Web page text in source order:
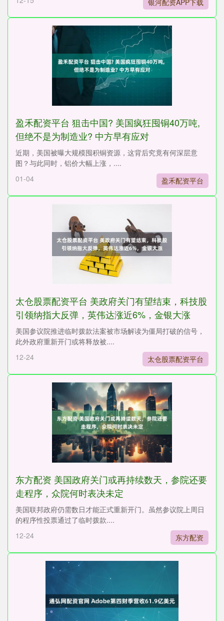
银河配资APP下载
盈禾配资平台 狙击中国? 美国疯狂囤铜40万吨,
但绝不是为制造业? 中方早有应对
近期，美国被曝大规模囤积铜资源，这背后究竟有何深层意
图？与此同时，铝价大幅上涨，....
01-04
盈禾配资平台
太仓股票配资平台 美政府关门有望结束，科技股
引领纳指大反弹，英伟达涨近6%，金银大涨
美国参议院推进临时拨款法案被市场解读为僵局打破的信号，
此外政府重新开门或将释放被....
12-24
太仓股票配资平台
东方配资 美国政府关门或再持续数天，参院还要
走程序，众院何时表决未定
美国联邦政府仍需数日才能正式重新开门。虽然参议院上周日
的程序性投票通过了临时拨款....
12-24
东方配资